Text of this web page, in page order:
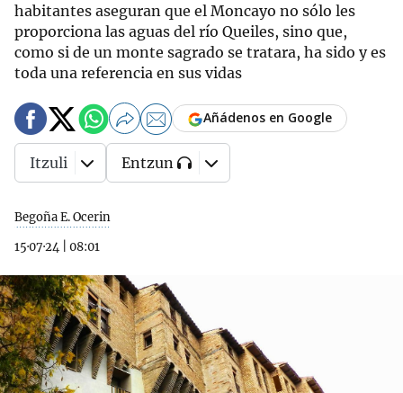
habitantes aseguran que el Moncayo no sólo les
proporciona las aguas del río Queiles, sino que,
como si de un monte sagrado se tratara, ha sido y es
toda una referencia en sus vidas
Begoña E. Ocerin
15·07·24
08:01
Añádenos en Google
Itzuli Entzun